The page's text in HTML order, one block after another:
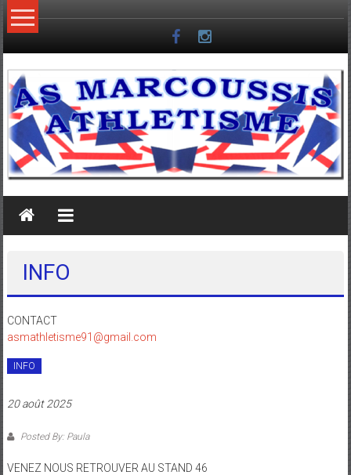
Skip
to
INFO
CONTACT
asmathletisme91@gmail.com
INFO
20 août 2025
Posted By: Paula
VENEZ NOUS RETROUVER AU STAND 46